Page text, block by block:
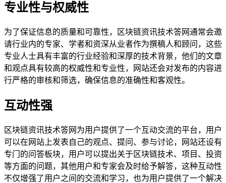
专业性与权威性
为了保证信息的质量和可靠性，区块链资讯技术答网通常会邀
请行业内的专家、学者和资深从业者作为撰稿人和顾问，这些
专业人士具有丰富的行业经验和深厚的技术背景，他们的文章
和观点具有较高的权威性和专业性，网站还会对发布的内容进
行严格的审核和筛选，确保信息的准确性和客观性。
互动性强
区块链资讯技术答网为用户提供了一个互动交流的平台，用户
可以在网站上发表自己的观点、提问、参与讨论，网站还设有
专门的问答板块，用户可以提出关于区块链技术、项目、投资
等方面的问题，其他用户和专家会及时给予解答，这种互动性
不仅增强了用户之间的交流和学习，也为用户提供了一个解决